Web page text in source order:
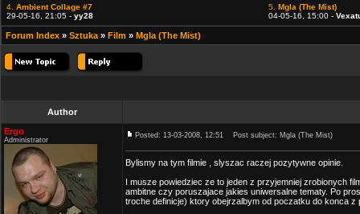
4. Ambient Collage #7
29-05-16, 21:05 - yy28
5. Mgla (The Mist)
04-05-16, 15:00 -
Forum Index » Sztuka » Film » Mgla (The Mist)
Author
Ergo
Administrator
Posted: 13-03-2008, 12:51 Post subject: Mgla (The Mist)
Bylismy na tym filmie , slyszac raczej pozytywne opinie.
I musze powiedziec ze to jeden z przyjemniej zrobionych
ambitne czy poruszajace jakies uniwersalne tematy. Po
troche definicje) ktory obejrzalbym od poczatku do konca z